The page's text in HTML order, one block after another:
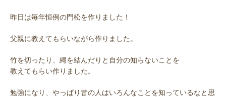
昨日は毎年恒例の門松を作りました！
父親に教えてもらいながら作りました。
竹を切ったり、縄を結んだりと自分の知らないことを
教えてもらい作りました。
勉強になり、やっぱり昔の人はいろんなことを知っているなと思